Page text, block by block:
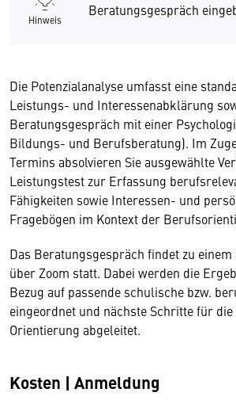
Hinweis
Beratungsgespräch
Die Potenzialanalyse umfasst eine
Leistungs- und Interessenabklärung
Beratungsgespräch mit einer
Bildungs- und Berufsberatung). Im
Termins absolvieren Sie ausgewählte
Leistungstest zur Erfassung
Fähigkeiten sowie Interessen- und
Fragebögen im Kontext der
Das Beratungsgespräch findet zu
über Zoom statt. Dabei werden die
Bezug auf passende schulische bzw.
eingeordnet und nächste Schritte für
Orientierung abgeleitet.
Kosten | Anmeldung